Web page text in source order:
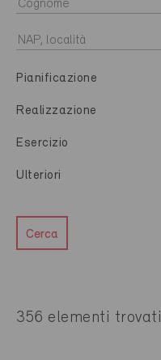
Pianificazione
Realizzazione
Esercizio
Ulteriori
Cerca
356 elementi trovati